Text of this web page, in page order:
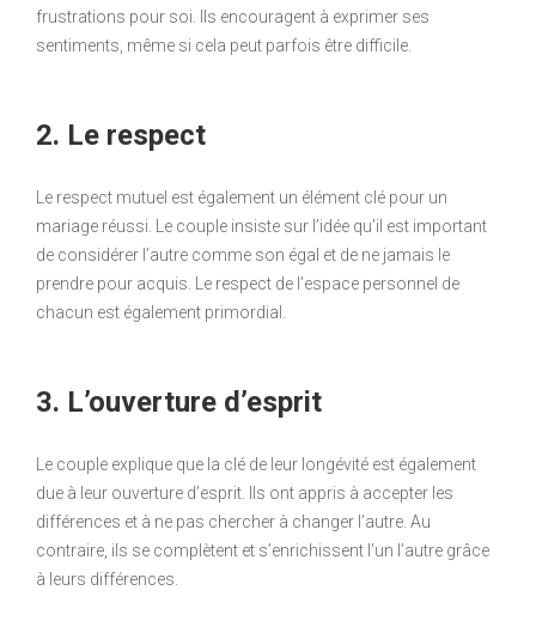
frustrations pour soi. Ils encouragent à exprimer ses
sentiments, même si cela peut parfois être difficile.
2. Le respect
Le respect mutuel est également un élément clé pour un
mariage réussi. Le couple insiste sur l’idée qu’il est important
de considérer l’autre comme son égal et de ne jamais le
prendre pour acquis. Le respect de l’espace personnel de
chacun est également primordial.
3. L’ouverture d’esprit
Le couple explique que la clé de leur longévité est également
due à leur ouverture d’esprit. Ils ont appris à accepter les
différences et à ne pas chercher à changer l’autre. Au
contraire, ils se complètent et s’enrichissent l’un l’autre grâce
à leurs différences.